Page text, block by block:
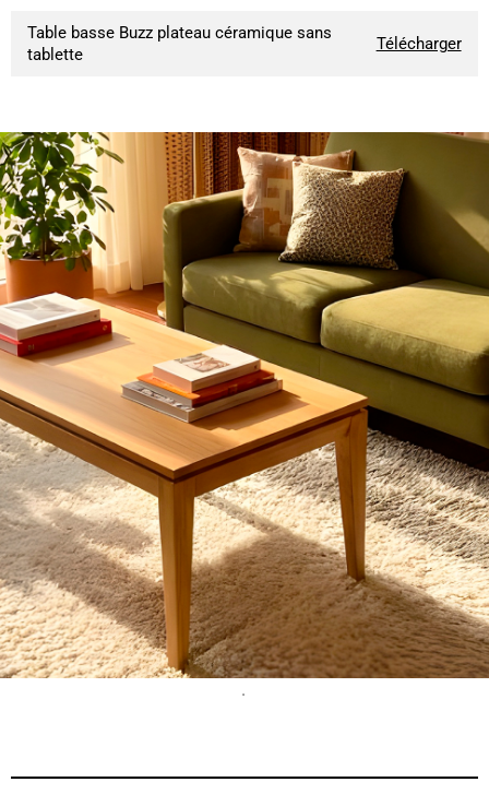
Table basse Buzz plateau céramique sans
tablette
Télécharger